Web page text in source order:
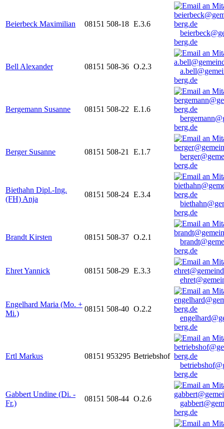
Beierbeck Maximilian 08151 508-18 E.3.6
berg.de
Bell Alexander 08151 508-36 O.2.3
berg.de
Bergemann Susanne 08151 508-22 E.1.6
berg.de
Berger Susanne 08151 508-21 E.1.7
berg.de
Biethahn Dipl.-Ing.
(FH) Anja
08151 508-24 E.3.4
berg.de
Brandt Kirsten 08151 508-37 O.2.1
berg.de
Ehret Yannick 08151 508-29 E.3.3
Engelhard Maria (Mo. +
Mi.)
08151 508-40 O.2.2
berg.de
Ertl Markus 08151 953295 Betriebshof
berg.de
Gabbert Undine (Di. -
Fr.)
08151 508-44 O.2.6
berg.de